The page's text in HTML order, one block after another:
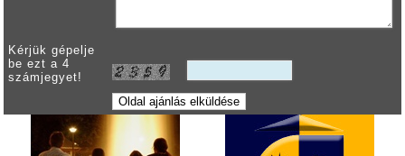
Kérjük gépelje
be ezt a 4
számjegyet!